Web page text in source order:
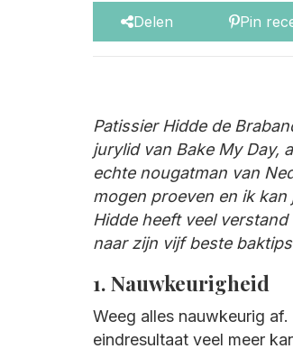
Delen Pin
Patissier Hidde de
jurylid van Bake My Day,
echte nougatman van
mogen proeven en ik
Hidde heeft veel
naar zijn vijf beste
1. Nauwkeurigheid
Weeg alles nauwkeurig
eindresultaat veel meer